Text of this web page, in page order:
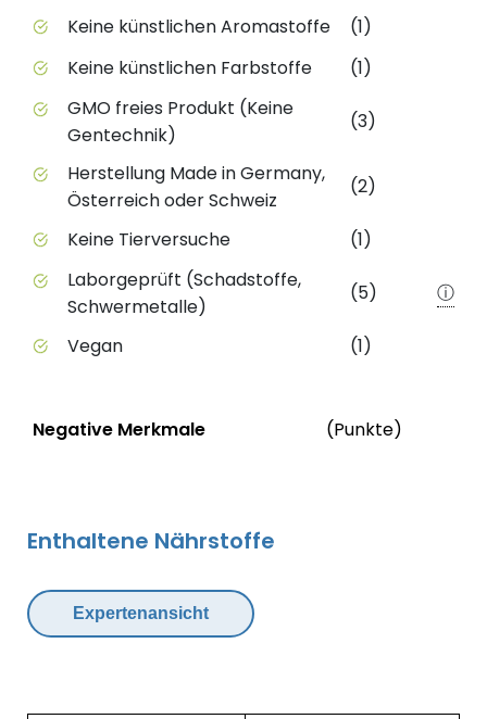
Keine künstlichen Aromastoffe
(1)
Keine künstlichen Farbstoffe
(1)
GMO freies Produkt (Keine
Gentechnik)
(3)
Herstellung Made in Germany,
Österreich oder Schweiz
(2)
Keine Tierversuche
(1)
Laborgeprüft (Schadstoffe,
Schwermetalle)
(5) ⓘ
Vegan (1)
Status
Negative Merkmale (Punkte)
Enthaltene Nährstoffe
Expertenansicht